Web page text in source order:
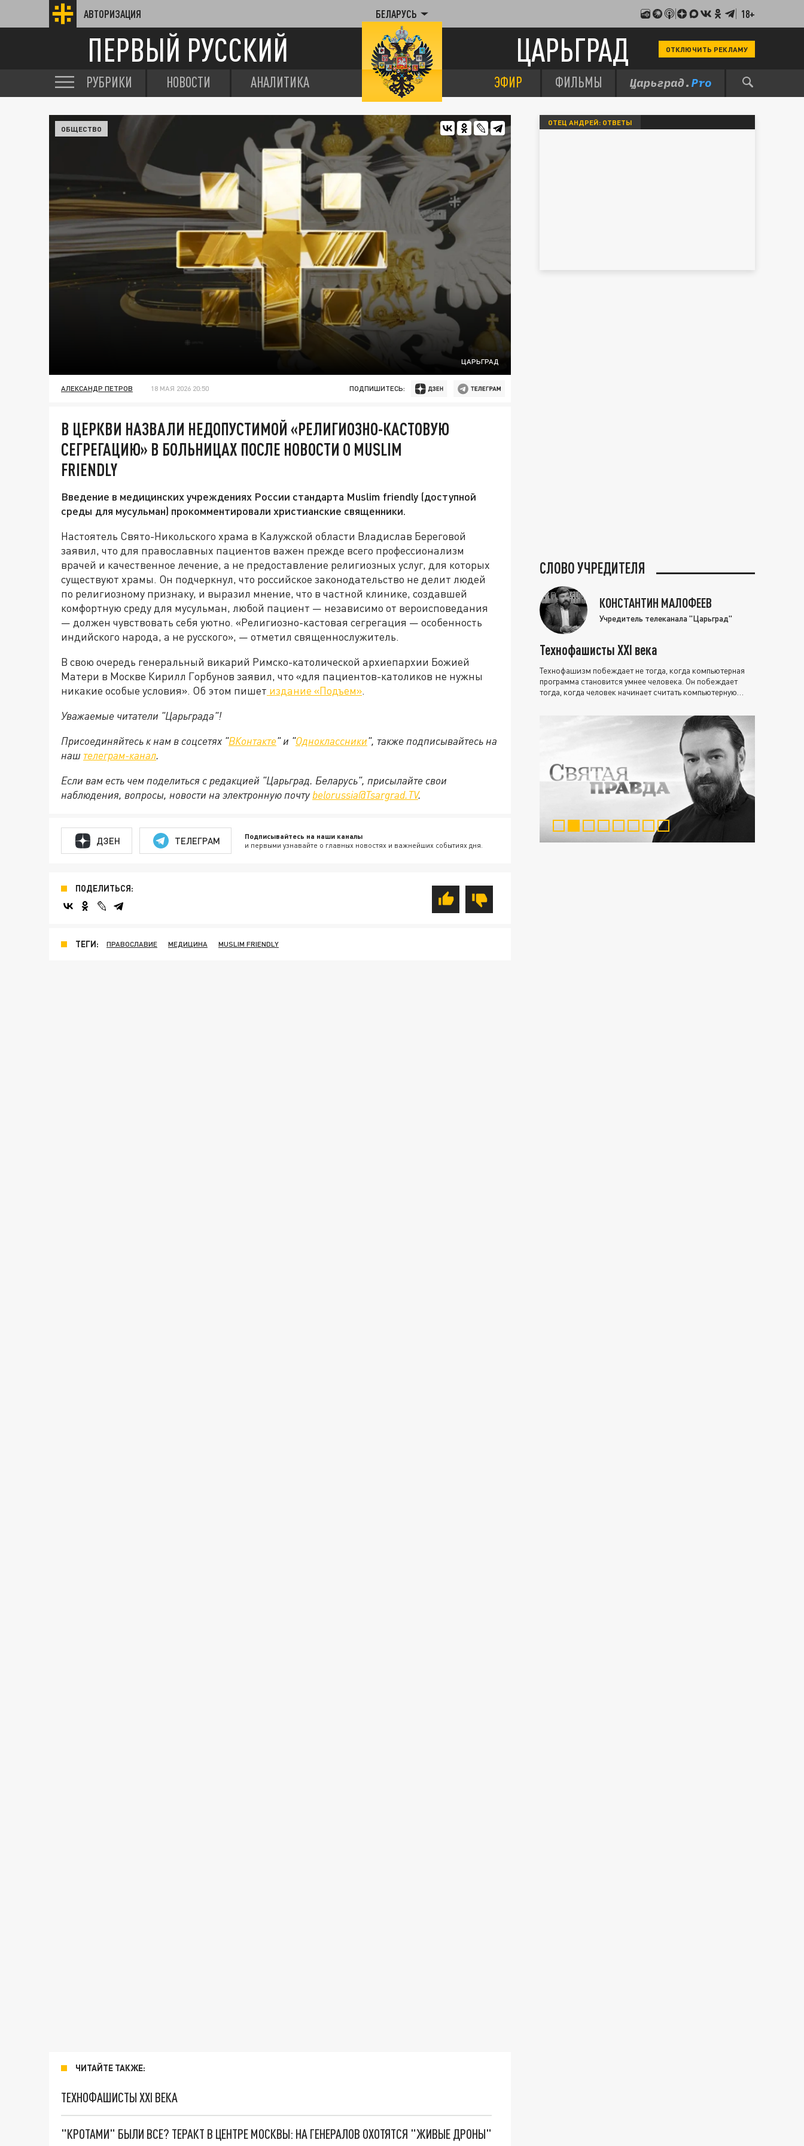
АВТОРИЗАЦИЯ БЕЛАРУСЬ 18+
ПЕРВЫЙ РУССКИЙ ЦАРЬГРАД ОТКЛЮЧИТЬ РЕКЛАМУ
РУБРИКИ НОВОСТИ АНАЛИТИКА ЭФИР ФИЛЬМЫ
ЦАРЬГРАД
ОБЩЕСТВО
АЛЕКСАНДР ПЕТРОВ 18 МАЯ 2026 20:50 ПОДПИШИТЕСЬ:
В ЦЕРКВИ НАЗВАЛИ НЕДОПУСТИМОЙ «РЕЛИГИОЗНО-КАСТОВУЮ
СЕГРЕГАЦИЮ» В БОЛЬНИЦАХ ПОСЛЕ НОВОСТИ О MUSLIM
FRIENDLY
Введение в медицинских учреждениях России стандарта Muslim friendly (доступной
среды для мусульман) прокомментировали христианские священники.
Настоятель Свято-Никольского храма в Калужской области Владислав Береговой
заявил, что для православных пациентов важен прежде всего профессионализм
врачей и качественное лечение, а не предоставление религиозных услуг, для которых
существуют храмы. Он подчеркнул, что российское законодательство не делит людей
по религиозному признаку, и выразил мнение, что в частной клинике, создавшей
комфортную среду для мусульман, любой пациент — независимо от вероисповедания
— должен чувствовать себя уютно. «Религиозно-кастовая сегрегация — особенность
индийского народа, а не русского», — отметил священнослужитель.
В свою очередь генеральный викарий Римско-католической архиепархии Божией
Матери в Москве Кирилл Горбунов заявил, что «для пациентов-католиков не нужны
никакие особые условия». Об этом пишет издание «Подъем».
Уважаемые читатели "Царьграда"!
Присоединяйтесь к нам в соцсетях "ВКонтакте" и "Одноклассники", также подписывайтесь на
наш телеграм-канал.
Если вам есть чем поделиться с редакцией "Царьград. Беларусь", присылайте свои
наблюдения, вопросы, новости на электронную почту belorussia@Tsargrad.TV.
ДЗЕН ТЕЛЕГРАМ Подписывайтесь на наши каналы
и первыми узнавайте о главных новостях и важнейших событиях дня.
ПОДЕЛИТЬСЯ:
ТЕГИ: ПРАВОСЛАВИЕ МЕДИЦИНА MUSLIM FRIENDLY
ЧИТАЙТЕ ТАКЖЕ:
ТЕХНОФАШИСТЫ XXI ВЕКА
"КРОТАМИ" БЫЛИ ВСЕ? ТЕРАКТ В ЦЕНТРЕ МОСКВЫ: НА ГЕНЕРАЛОВ ОХОТЯТСЯ "ЖИВЫЕ ДРОНЫ"
ОТЕЦ АНДРЕЙ: ОТВЕТЫ
СЛОВО УЧРЕДИТЕЛЯ
КОНСТАНТИН МАЛОФЕЕВ
Учредитель телеканала "Царьград"
Технофашисты XXI века
Технофашизм побеждает не тогда, когда компьютерная
программа становится умнее человека. Он побеждает
тогда, когда человек начинает считать компьютерную